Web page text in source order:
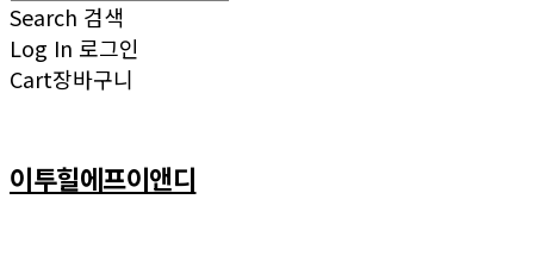
Search 검색
Log In 로그인
Cart장바구니
이투힐에프이앤디